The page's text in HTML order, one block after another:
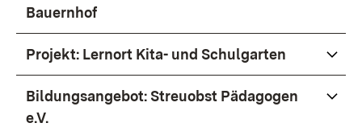
Bauernhof
Projekt: Lernort Kita- und Schulgarten
Bildungsangebot: Streuobst Pädagogen
e.V.